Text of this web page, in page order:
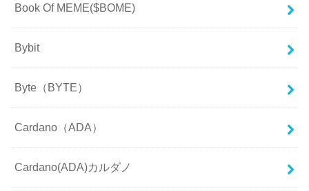
Book Of MEME($BOME)
Bybit
Byte（BYTE）
Cardano（ADA）
Cardano(ADA)カルダノ